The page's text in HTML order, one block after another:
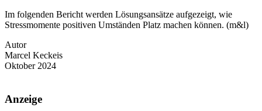
Im folgenden Bericht werden Lösungsansätze aufgezeigt, wie
Stressmomente positiven Umständen Platz machen können. (m&l)
Autor
Marcel Keckeis
Oktober 2024
Anzeige